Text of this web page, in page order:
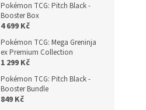
Pokémon TCG: Pitch Black -
Booster Box
4 699 Kč
Pokémon TCG: Mega Greninja
ex Premium Collection
1 299 Kč
Pokémon TCG: Pitch Black -
Booster Bundle
849 Kč